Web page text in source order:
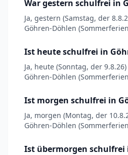
War gestern schulfrei in
Ja, gestern (Samstag, der
Göhren-Döhlen
Ist heute schulfrei in
Ja, heute (Sonntag, der
Göhren-Döhlen
Ist morgen schulfrei in
Ja, morgen (Montag, der
Göhren-Döhlen
Ist übermorgen schulfrei